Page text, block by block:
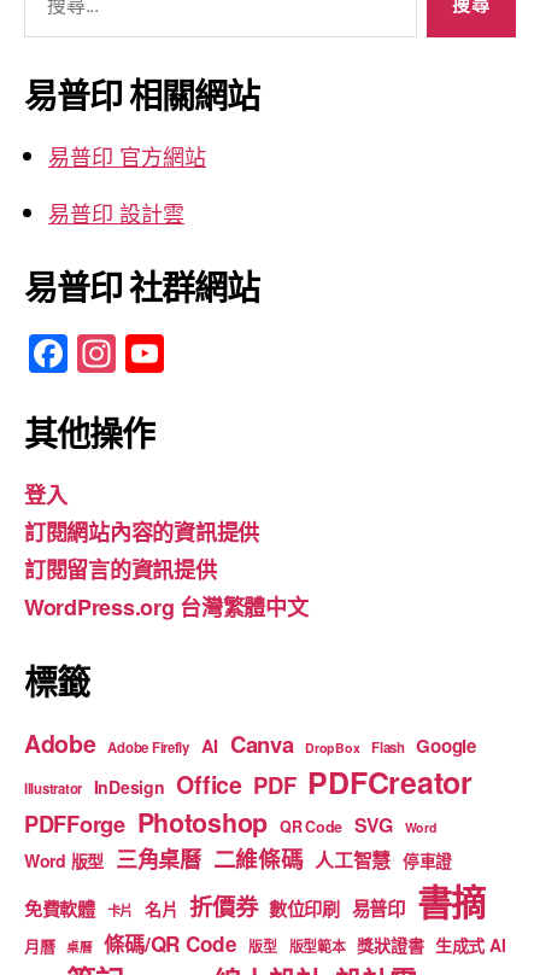
關
鍵
字:
易普印 相關網站
易普印 官方網站
易普印 設計雲
易普印 社群網站
F
c
b
o
o
k
In
a
a
m
u
b
e
其他操作
登入
訂閱網站內容的資訊提供
訂閱留言的資訊提供
WordPress.org 台灣繁體中文
標籤
Adobe Adobe Firefly AI Canva DropBox Flash Google
Illustrator InDesign Office PDF PDFCreator
PDFForge Photoshop QR Code SVG Word
Word 版型 三角桌曆 二維條碼 人工智慧 停車證
免費軟體 卡片 名片 折價券 數位印刷 易普印 書摘
月曆 桌曆 條碼/QR Code 版型 版型範本 獎狀證書 生成式 AI